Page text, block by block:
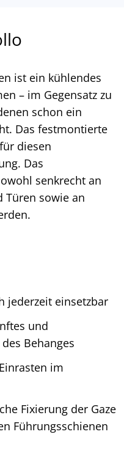
ist ein kühlendes
– im Gegensatz zu
schon ein
Das festmontierte
diesen
Das
senkrecht an
Türen sowie an
jederzeit einsetzbar
und
Behanges
im
Fixierung der Gaze
Führungsschienen